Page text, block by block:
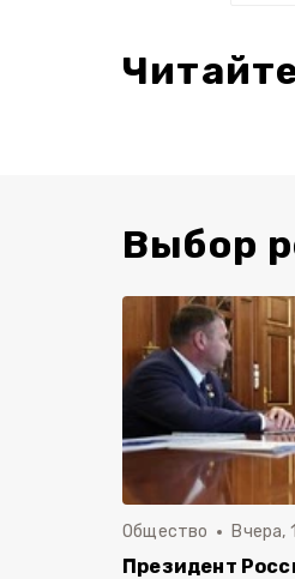
Выбор
Общество Вчера,
Президент